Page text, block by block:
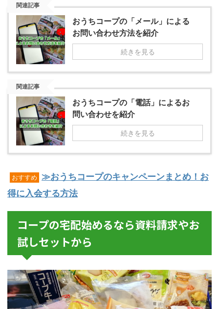
関連記事
おうちコープの「メール」による
お問い合わせ方法を紹介
続きを見る
関連記事
おうちコープの「電話」によるお
問い合わせを紹介
続きを見る
おすすめ
≫おうちコープのキャンペーンまとめ！お
得に入会する方法
コープの宅配始めるなら資料請求やお
試しセットから